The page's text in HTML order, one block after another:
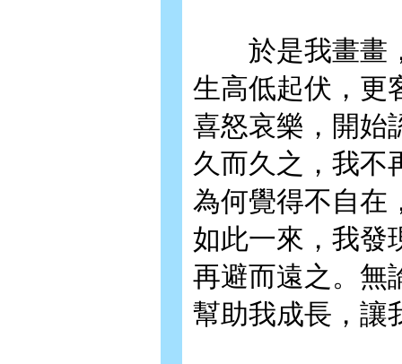
於是我畫畫，
生高低起伏，更
喜怒哀樂，開始
久而久之，我不
為何覺得不自在
如此一來，我發
再避而遠之。無
幫助我成長，讓